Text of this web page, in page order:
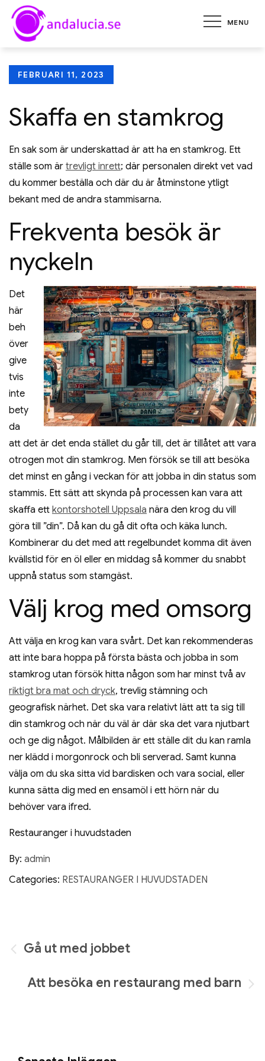
Skip
content
MENU
andalucia.se
Tips på restauranger och att
Posted
FEBRUARI 11, 2023
Skaffa en stamkrog
En sak som är underskattad är att ha en stamkrog. Ett
ställe som är trevligt inrett; där personalen direkt vet vad
du kommer beställa och där du är åtminstone ytligt
bekant med de andra stammisarna.
Frekventa besök är
nyckeln
Det
här
beh
över
give
tvis
inte
bety
da
att det är det enda stället du går till, det är tillåtet att vara
otrogen mot din stamkrog. Men försök se till att besöka
det minst en gång i veckan för att jobba in din status som
stammis. Ett sätt att skynda på processen kan vara att
skaffa ett kontorshotell Uppsala nära den krog du vill
göra till ”din”. Då kan du gå dit ofta och käka lunch.
Kombinerar du det med att regelbundet komma dit även
kvällstid för en öl eller en middag så kommer du snabbt
uppnå status som stamgäst.
Välj krog med omsorg
Att välja en krog kan vara svårt. Det kan rekommenderas
att inte bara hoppa på första bästa och jobba in som
stamkrog utan försök hitta någon som har minst två av
riktigt bra mat och dryck, trevlig stämning och
geografisk närhet. Det ska vara relativt lätt att ta sig till
din stamkrog och när du väl är där ska det vara njutbart
och ge dig något. Målbilden är ett ställe dit du kan ramla
ner klädd i morgonrock och bli serverad. Samt kunna
välja om du ska sitta vid bardisken och vara social, eller
kunna sätta dig med en ensamöl i ett hörn när du
behöver vara ifred.
Restauranger i huvudstaden
By: admin
Categories: RESTAURANGER I HUVUDSTADEN
Inläggsnavigering
Gå ut med jobbet
Att besöka en restaurang med barn